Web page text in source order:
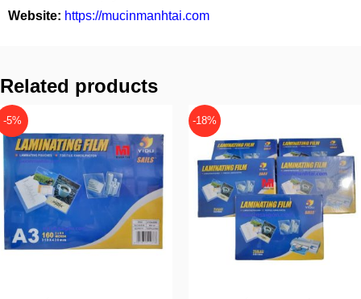
Website: https://mucinmanhtai.com
Related products
-5% -18%